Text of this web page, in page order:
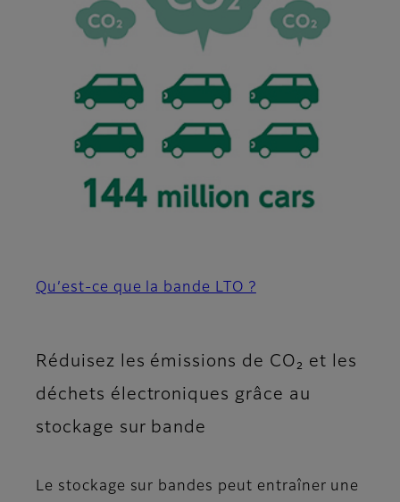
Qu’est-ce que la bande LTO ?
Réduisez les émissions de CO₂ et les
déchets électroniques grâce au
stockage sur bande
Le stockage sur bandes peut entraîner une